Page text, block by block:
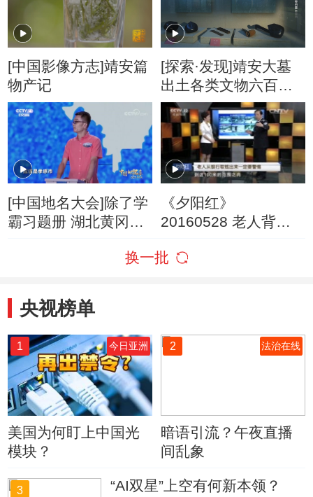
[中国影像方志]靖安篇
物产记
[探索·发现]靖安大墓
出土各类文物六百五
十余件 但依旧无法解
答出墓主人的身份
[中国地名大会]除了学
霸习题册 湖北黄冈还
《夕阳红》
20160528 老人背后
换一批
央视榜单
1 今日亚洲
美国为何盯上中国光
模块？
2 法治在线
暗语引流？午夜直播
间乱象
3 “AI双星”上空有何新本领？